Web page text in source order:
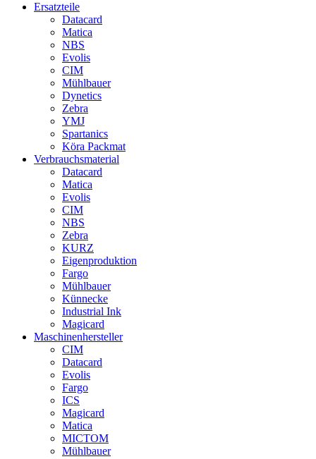
Ersatzteile
Datacard
Matica
NBS
Evolis
CIM
Mühlbauer
Dynetics
Zebra
YMJ
Spartanics
Köra Packmat
Verbrauchsmaterial
Datacard
Matica
Evolis
CIM
NBS
Zebra
KURZ
Eigenproduktion
Fargo
Mühlbauer
Künnecke
Industrial Ink
Magicard
Maschinenhersteller
CIM
Datacard
Evolis
Fargo
ICS
Magicard
Matica
MICTOM
Mühlbauer